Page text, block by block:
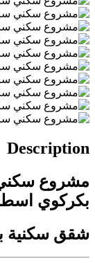
Description
بكركوي
شقق سكنية